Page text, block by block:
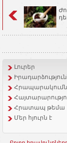
Լուրեր
Հրատապ թեմա
Մեր հյուրն է